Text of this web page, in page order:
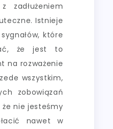
zadłużeniem
Istnieje
które
że jest to
na rozważenie
wszystkim,
zobowiązań
nie jesteśmy
nawet w